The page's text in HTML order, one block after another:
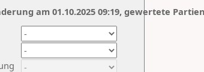
am 01.10.2025 09:19, gewertete